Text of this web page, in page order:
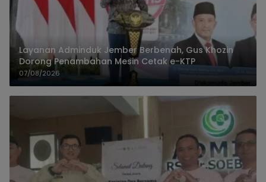
Layanan Adminduk Jember Berbenah, Gus Khozin
Dorong Penambahan Mesin Cetak e-KTP
07/08/2026